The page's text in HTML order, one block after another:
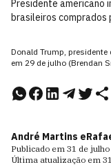
Presidente americano
brasileiros comprados
Donald Trump,
em 29 de julho (Brendan
André Martins e
Publicado em 31 de julho
Última atualização em